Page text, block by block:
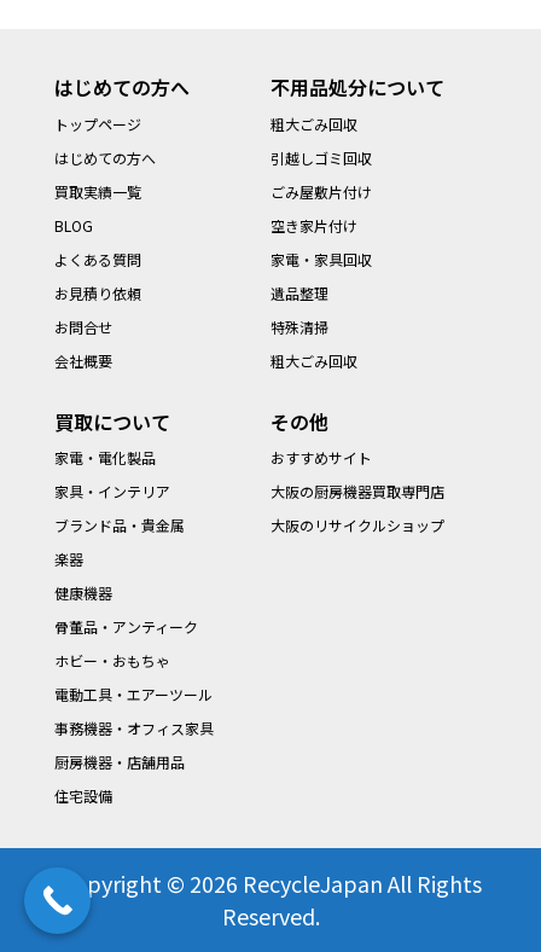
はじめての方へ
トップページ
はじめての方へ
買取実績一覧
BLOG
よくある質問
お見積り依頼
お問合せ
会社概要
不用品処分について
粗大ごみ回収
引越しゴミ回収
ごみ屋敷片付け
空き家片付け
家電・家具回収
遺品整理
特殊清掃
粗大ごみ回収
買取について
家電・電化製品
家具・インテリア
ブランド品・貴金属
楽器
健康機器
骨董品・アンティーク
ホビー・おもちゃ
電動工具・エアーツール
事務機器・オフィス家具
厨房機器・店舗用品
住宅設備
その他
おすすめサイト
大阪の厨房機器買取専門店
大阪のリサイクルショップ
Copyright © 2026 RecycleJapan All Rights
Reserved.